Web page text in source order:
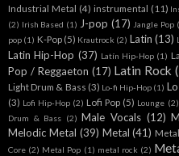
Industrial Metal (4) instrumental (11)
(2) Irish Based (1) J-pop (17) Jangle Pop
pop (1) K-Pop (5) Krautrock (2) Latin (13)
Latin Hip-Hop (37) Latín Hip-Hop (1)
Pop / Reggaeton (17) Latin Rock
Light Drum & Bass (3) Lo-fi Hip-Hop (1)
(3) Lofi Hip-Hop (2) Lofi Pop (5) Lounge (2)
Drum & Bass (2) Male Vocals (12)
Melodic Metal (39) Metal (41)
Core (2) Metal Pop (1) metal rock (2)